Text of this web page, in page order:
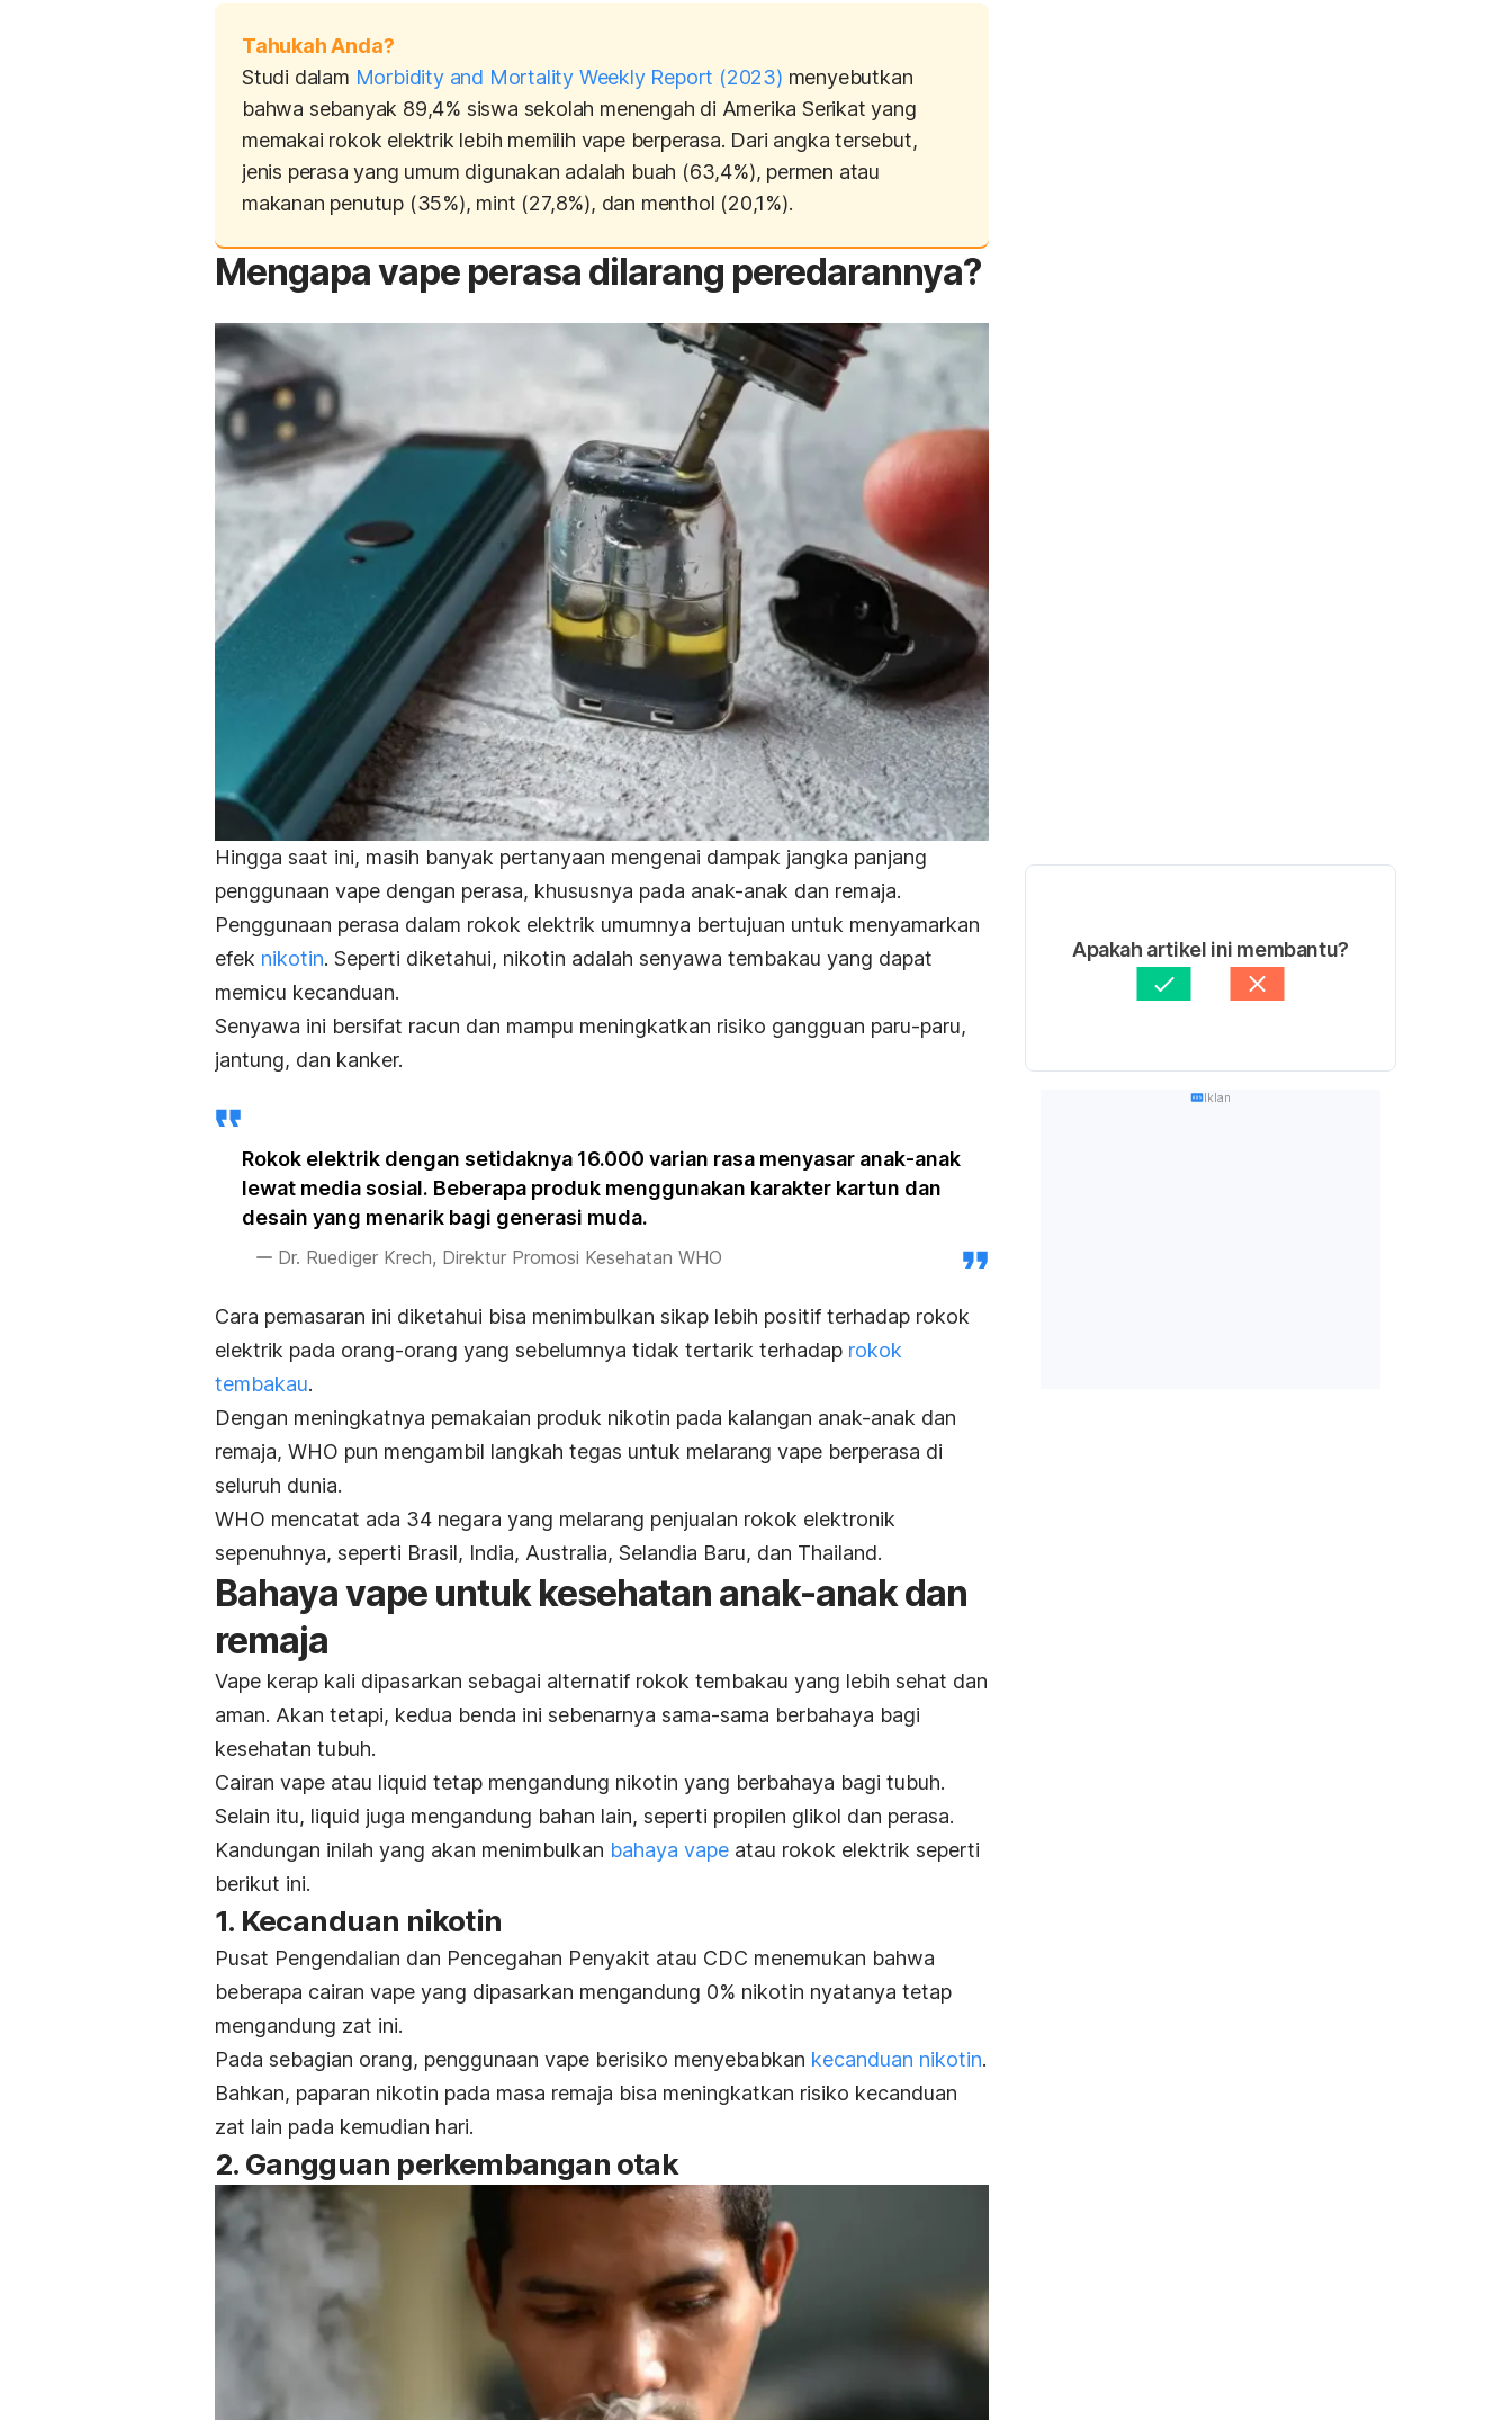
Tahukah Anda?
Studi dalam Morbidity and Mortality Weekly Report (2023) menyebutkan
bahwa sebanyak 89,4% siswa sekolah menengah di Amerika Serikat yang
memakai rokok elektrik lebih memilih vape berperasa. Dari angka tersebut,
jenis perasa yang umum digunakan adalah buah (63,4%), permen atau
makanan penutup (35%), mint (27,8%), dan menthol (20,1%).
Mengapa vape perasa dilarang peredarannya?
Hingga saat ini, masih banyak pertanyaan mengenai dampak jangka panjang
penggunaan vape dengan perasa, khususnya pada anak-anak dan remaja.
Penggunaan perasa dalam rokok elektrik umumnya bertujuan untuk menyamarkan
efek nikotin. Seperti diketahui, nikotin adalah senyawa tembakau yang dapat
memicu kecanduan.
Senyawa ini bersifat racun dan mampu meningkatkan risiko gangguan paru-paru,
jantung, dan kanker.
Rokok elektrik dengan setidaknya 16.000 varian rasa menyasar anak-anak
lewat media sosial. Beberapa produk menggunakan karakter kartun dan
desain yang menarik bagi generasi muda.
Dr. Ruediger Krech, Direktur Promosi Kesehatan WHO
Cara pemasaran ini diketahui bisa menimbulkan sikap lebih positif terhadap rokok
elektrik pada orang-orang yang sebelumnya tidak tertarik terhadap rokok
tembakau.
Dengan meningkatnya pemakaian produk nikotin pada kalangan anak-anak dan
remaja, WHO pun mengambil langkah tegas untuk melarang vape berperasa di
seluruh dunia.
WHO mencatat ada 34 negara yang melarang penjualan rokok elektronik
sepenuhnya, seperti Brasil, India, Australia, Selandia Baru, dan Thailand.
Bahaya vape untuk kesehatan anak-anak dan
remaja
Vape kerap kali dipasarkan sebagai alternatif rokok tembakau yang lebih sehat dan
aman. Akan tetapi, kedua benda ini sebenarnya sama-sama berbahaya bagi
kesehatan tubuh.
Cairan vape atau liquid tetap mengandung nikotin yang berbahaya bagi tubuh.
Selain itu, liquid juga mengandung bahan lain, seperti propilen glikol dan perasa.
Kandungan inilah yang akan menimbulkan bahaya vape atau rokok elektrik seperti
berikut ini.
1. Kecanduan nikotin
Pusat Pengendalian dan Pencegahan Penyakit atau CDC menemukan bahwa
beberapa cairan vape yang dipasarkan mengandung 0% nikotin nyatanya tetap
mengandung zat ini.
Pada sebagian orang, penggunaan vape berisiko menyebabkan kecanduan nikotin.
Bahkan, paparan nikotin pada masa remaja bisa meningkatkan risiko kecanduan
zat lain pada kemudian hari.
2. Gangguan perkembangan otak
Apakah artikel ini membantu?
Iklan